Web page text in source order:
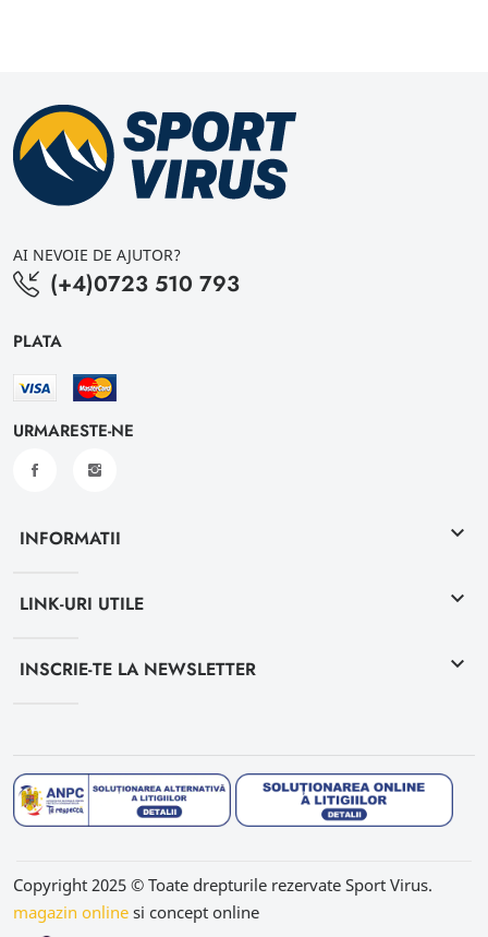
AI NEVOIE DE AJUTOR?
(+4)0723 510 793
PLATA
URMARESTE-NE
INFORMATII keyboard_arrow_down
LINK-URI UTILE keyboard_arrow_down
INSCRIE-TE LA NEWSLETTER keyboard_arrow_down
Copyright 2025 © Toate drepturile rezervate Sport Virus.
magazin online si concept online